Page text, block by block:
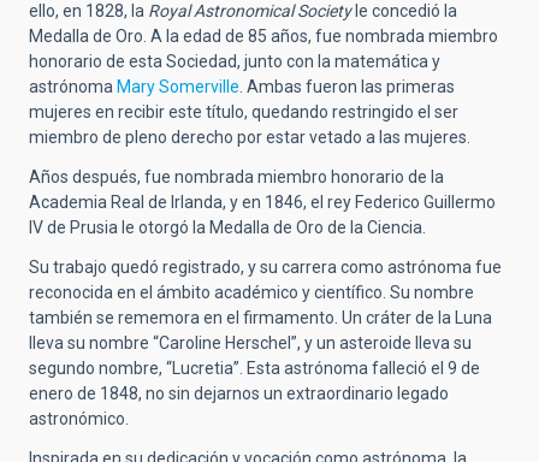
ello, en 1828, la Royal Astronomical Societyle concedió la
Medalla de Oro. A la edad de 85 años, fue nombrada miembro
honorario de esta Sociedad, junto con la matemática y
astrónoma Mary Somerville. Ambas fueron las primeras
mujeres en recibir este título, quedando restringido el ser
miembro de pleno derecho por estar vetado a las mujeres.
Años después, fue nombrada miembro honorario de la
Academia Real de Irlanda, y en 1846, el rey Federico Guillermo
IV de Prusia le otorgó la Medalla de Oro de la Ciencia.
Su trabajo quedó registrado, y su carrera como astrónoma fue
reconocida en el ámbito académico y científico. Su nombre
también se rememora en el firmamento. Un cráter de la Luna
lleva su nombre “Caroline Herschel”, y un asteroide lleva su
segundo nombre, “Lucretia”. Esta astrónoma falleció el 9 de
enero de 1848, no sin dejarnos un extraordinario legado
astronómico.